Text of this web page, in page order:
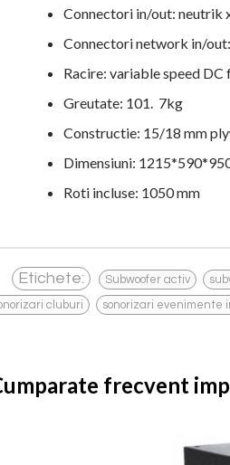
Connectori in/out:
Connectori network in/
Racire: variable speed DC
Greutate: 101. 7kg
Constructie: 15/18 mm
Dimensiuni:
Roti incluse: 1050 mm
Etichete: Subwoofer activ
cluburi sonorizari evenimente
frecvent